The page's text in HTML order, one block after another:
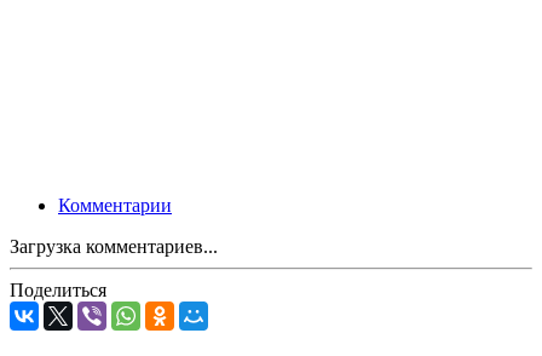
Комментарии
Загрузка комментариев...
Поделиться